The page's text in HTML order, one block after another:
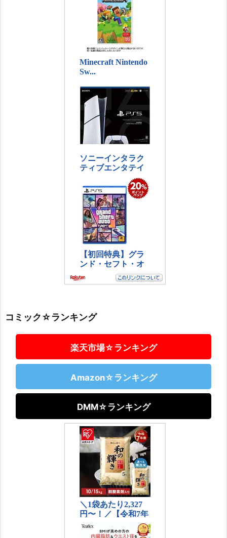
コミック☆ランキング
楽天市場☆ランキング
Amazon☆ランキング
DMM☆ランキング